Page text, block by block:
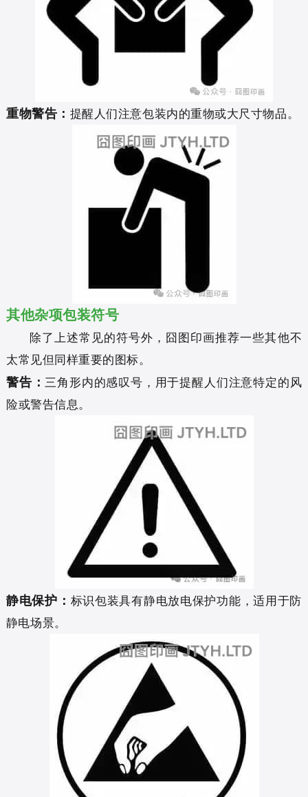
重物警告： 提醒人们注意包装内的重物或大尺寸物品。
其他杂项包装符号
除了上述常见的符号外，囧图印画推荐一些其他不
太常见但同样重要的图标。
警告： 三角形内的感叹号，用于提醒人们注意特定的风
险或警告信息。
静电保护： 标识包装具有静电放电保护功能，适用于防
静电场景。